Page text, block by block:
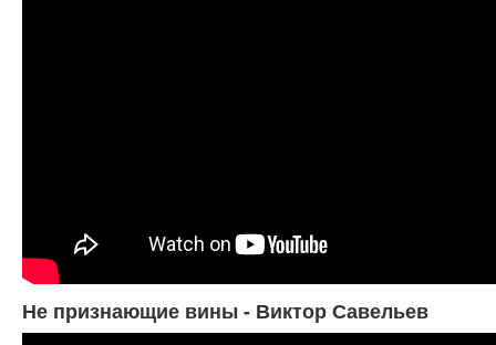
Не признающие вины - Виктор Савельев